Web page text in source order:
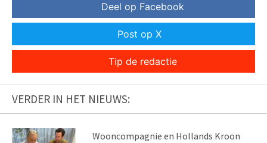
Deel op Facebook
Post op X
Tip de redactie
VERDER IN HET NIEUWS:
Wooncompagnie en Hollands Kroon